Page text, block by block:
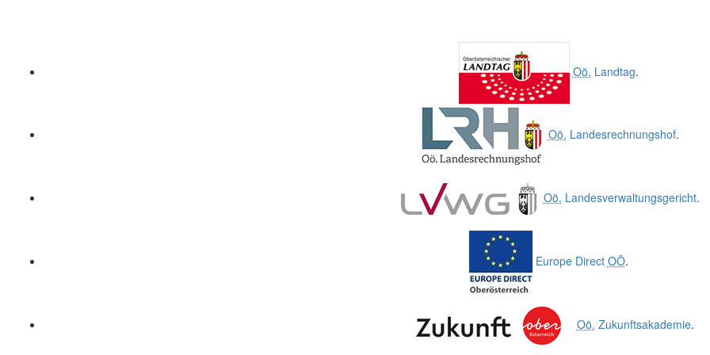
Oö. Landtag.
Oö. Landesrechnungshof.
Oö. Landesverwaltungsgericht.
Europe Direct OÖ.
Oö. Zukunftsakademie.